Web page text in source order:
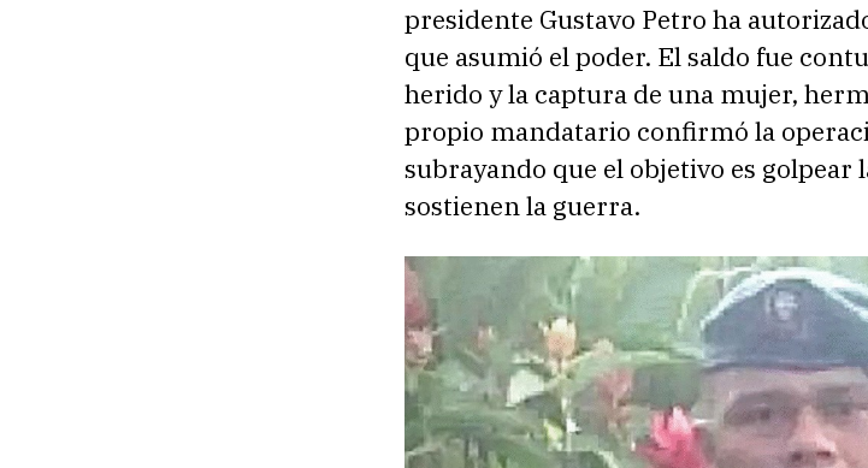
presidente Gustavo Petro ha
que asumió el poder. El saldo fue
herido y la captura de una mujer,
propio mandatario confirmó la
subrayando que el objetivo es golpear
sostienen la guerra.